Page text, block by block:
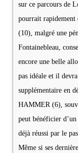
sur ce parcours de
pourrait rapidement
(10), malgré une
Fontainebleau,
encore une belle
pas idéale et il
supplémentaire en
HAMMER (6),
peut bénéficier
déjà réussi par le
Même si ses